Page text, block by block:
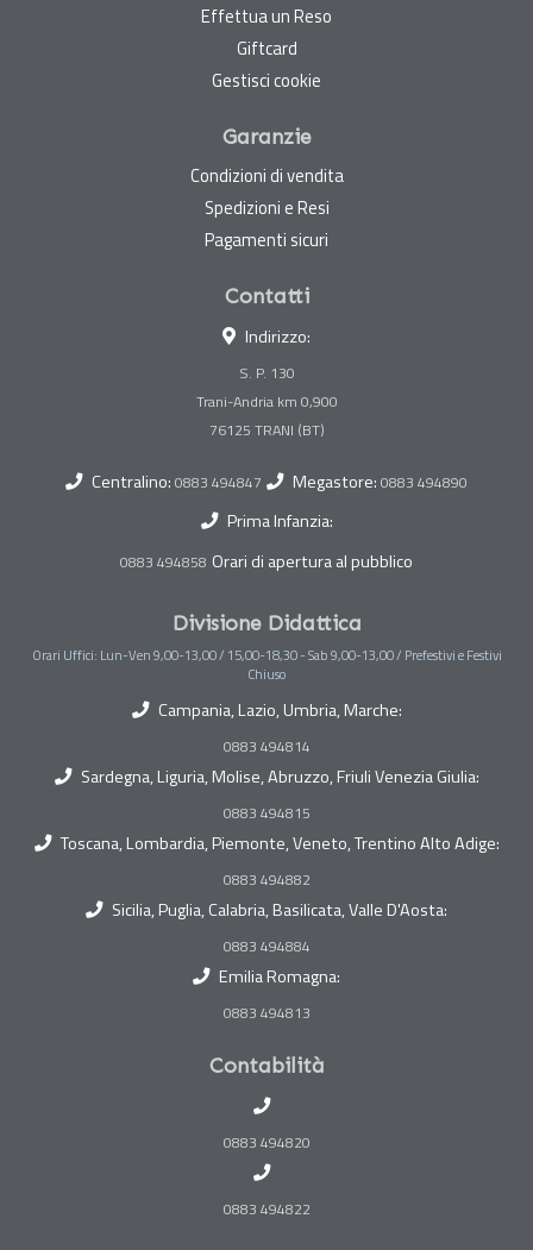
Effettua un Reso
Giftcard
Gestisci cookie
Garanzie
Condizioni di vendita
Spedizioni e Resi
Pagamenti sicuri
Contatti
Indirizzo:
S. P. 130
Trani-Andria km 0,900
Centralino: 0883 494847 Megastore: 0883 494890
Prima Infanzia:
0883 494858 Orari di apertura al pubblico
Divisione Didattica
Orari Uffici: Lun-Ven 9,00-13,00 / 15,00-18,30 - Sab 9,00-13,00 / Prefestivi e Festivi
Chiuso
Campania, Lazio, Umbria, Marche:
0883 494814
Sardegna, Liguria, Molise, Abruzzo, Friuli Venezia Giulia:
0883 494815
Toscana, Lombardia, Piemonte, Veneto, Trentino Alto Adige:
0883 494882
Sicilia, Puglia, Calabria, Basilicata, Valle D'Aosta:
0883 494884
Emilia Romagna:
0883 494813
Contabilità
0883 494820
0883 494822